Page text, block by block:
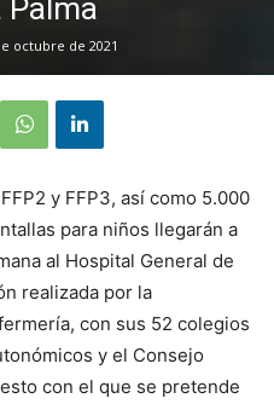
Palma
octubre de 2021
y FFP3, así como 5.000
para niños llegarán a
al Hospital General de
realizada por la
con sus 52 colegios
y el Consejo
con el que se pretende